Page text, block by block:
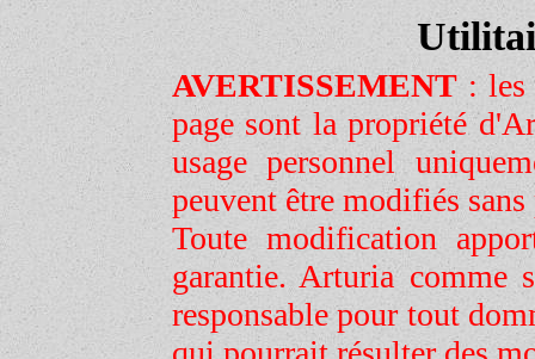
AVERTISSEMENT : les
page sont la propriété
usage personnel
peuvent être modifiés sans
Toute modification
garantie. Arturia comme
responsable pour tout